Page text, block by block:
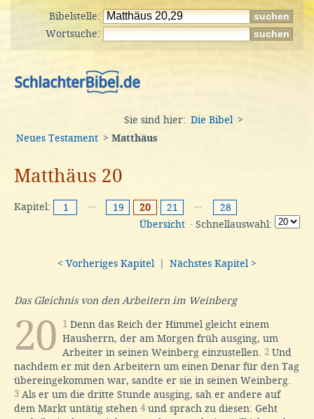
Bibelstelle:
Wortsuche:
Sie sind hier: Die Bibel
>
Neues Testament > Matthäus
Matthäus 20
Kapitel: 1 ··· 19 20 21 ···
28
Übersicht · Schnellauswahl:
< Vorheriges Kapitel Nächstes Kapitel >
Das Gleichnis von den Arbeitern im Weinberg
20 1 Denn das Reich der Himmel gleicht einem
Hausherrn, der am Morgen früh ausging, um
Arbeiter in seinen Weinberg einzustellen. 2 Und
nachdem er mit den Arbeitern um einen Denar für den Tag
übereingekommen war, sandte er sie in seinen Weinberg.
3 Als er um die dritte Stunde ausging, sah er andere auf
dem Markt untätig stehen 4und sprach zu diesen: Geht